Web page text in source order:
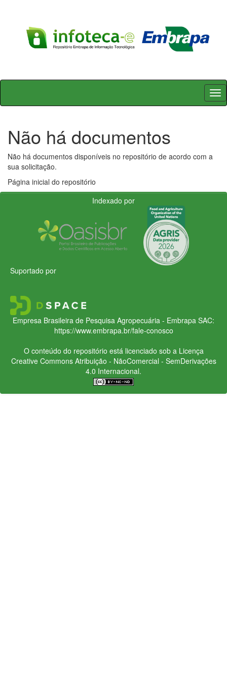
Skip
Não há documentos
Não há documentos disponíveis no repositório de acordo com a
sua solicitação.
Página inicial do repositório
Indexado por
Suportado por
Empresa Brasileira de Pesquisa Agropecuária - Embrapa SAC:
https://www.embrapa.br/fale-conosco
O conteúdo do repositório está licenciado sob a Licença
Creative CommonsAtribuição - NãoComercial - SemDerivações
4.0 Internacional.